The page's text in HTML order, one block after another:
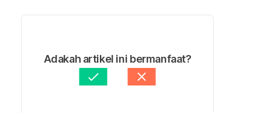
Adakah artikel ini bermanfaat?